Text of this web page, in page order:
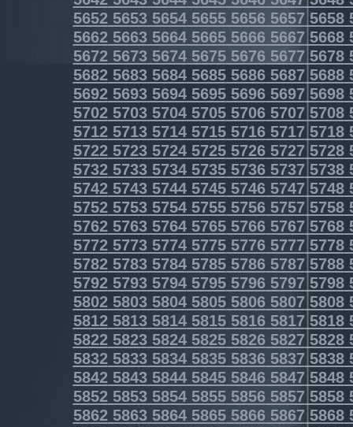
565256535654565556565657 5658
566256635664566556665667 5668
567256735674567556765677 5678
5682568356845685568656875688
5692569356945695569656975698
5702570357045705570657075708
5712571357145715571657175718
5722572357245725572657275728
5732573357345735573657375738
5742574357445745574657475748
5752575357545755575657575758
5762576357645765576657675768
5772577357745775577657775778
5782578357845785578657875788
5792579357945795579657975798
5802580358045805580658075808
5812581358145815581658175818
5822582358245825582658275828
5832583358345835583658375838
5842584358445845584658475848
5852585358545855585658575858
5862586358645865586658675868